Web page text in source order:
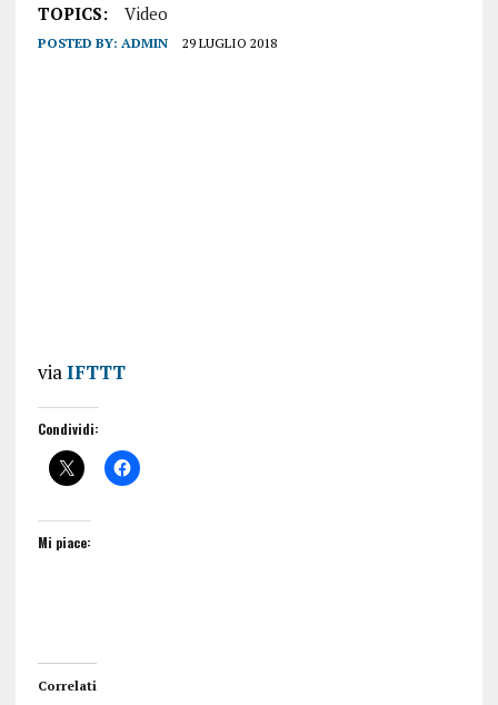
TOPICS: Video
POSTED BY: ADMIN 29 LUGLIO 2018
viaIFTTT
Condividi:
Mi piace:
Correlati